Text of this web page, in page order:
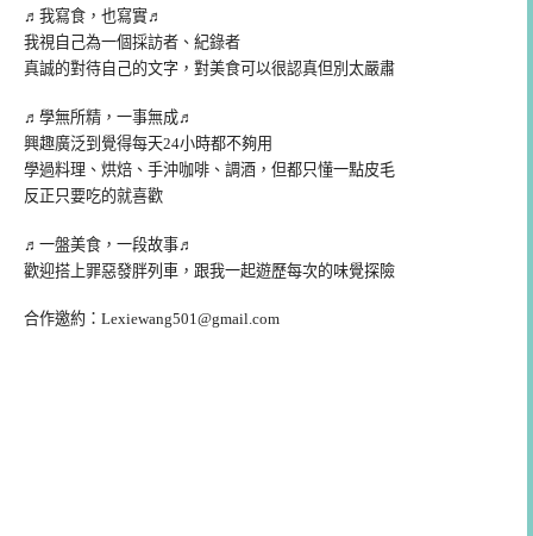
♬我寫食，也寫實♬
我視自己為一個採訪者、紀錄者
真誠的對待自己的文字，對美食可以很認真但別太嚴肅
♬學無所精，一事無成♬
興趣廣泛到覺得每天24小時都不夠用
學過料理、烘焙、手沖咖啡、調酒，但都只懂一點皮毛
反正只要吃的就喜歡
♬一盤美食，一段故事♬
歡迎搭上罪惡發胖列車，跟我一起遊歷每次的味覺探險
合作邀約： Lexiewang501@gmail.com